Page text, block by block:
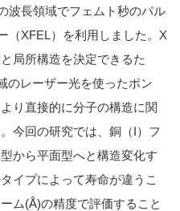
波長領域でフェムト秒のパル
（XFEL）を利用しました。X
局所構造を決定できるた
のレーザー光を使ったポン
り直接的に分子の構造に関
今回の研究では、銅（I）フ
から平面型へと構造変化す
イプによって寿命が違うこ
ム(Å)の精度で評価すること